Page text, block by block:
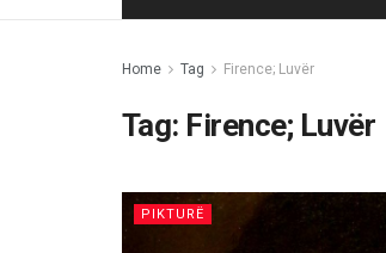
Home Tag Firence; Luvër
Tag: Firence; Luvër
PIKTURË